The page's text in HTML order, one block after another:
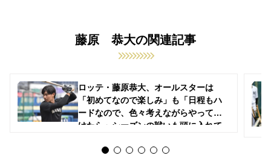
藤原 恭大の関連記事
ロッテ・藤原恭大、オールスターは
「初めてなので楽しみ」も「日程もハ
ードなので、色々考えながらやってい
けたら」シーズンの戦いも頭に入れて